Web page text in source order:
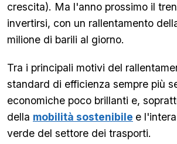
crescita). Ma l'anno prossimo il
invertirsi, con un rallentamento
milione di barili al giorno.
Tra i principali motivi del
standard di efficienza sempre più
economiche poco brillanti e,
della mobilità sostenibile e
verde del settore dei trasporti.